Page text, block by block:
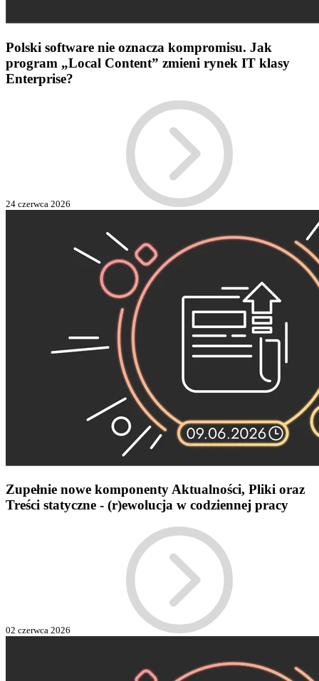
Polski software nie oznacza kompromisu. Jak
program „Local Content” zmieni rynek IT klasy
Enterprise?
24 czerwca 2026
Zupełnie nowe komponenty Aktualności, Pliki oraz
Treści statyczne - (r)ewolucja w codziennej pracy
02 czerwca 2026